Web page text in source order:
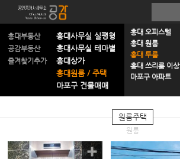
홍대부동산
공감부동산
즐겨찾기추가
홍대사무실 실평형
20평 미만
20평 이상
30평 이상
40평 이상
60평 이상
홍대사무실 테마별
홍대상가
홍대원룸 / 주택
홍대 오피스텔
홍대 원룸
홍대 투룸
홍대 쓰리룸 이상
마포구 아파트
마포구 건물매매
원룸주택
원룸